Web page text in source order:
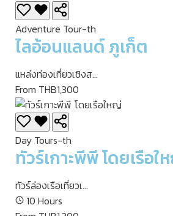
Adventure Tour-th
ไลอ้อนแลนด์ ภูเก็ต
แหล่งท่องเที่ยวเชิงส...
From THB1,300
Day Tours-th
ทัวร์เกาะพีพี โดยเรือใ
ทัวร์ล่องเรือเที่ยวเ...
10 Hours